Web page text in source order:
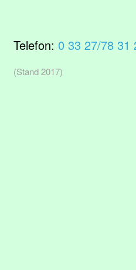
Telefon: 0 33 27/78 31
(Stand 2017)